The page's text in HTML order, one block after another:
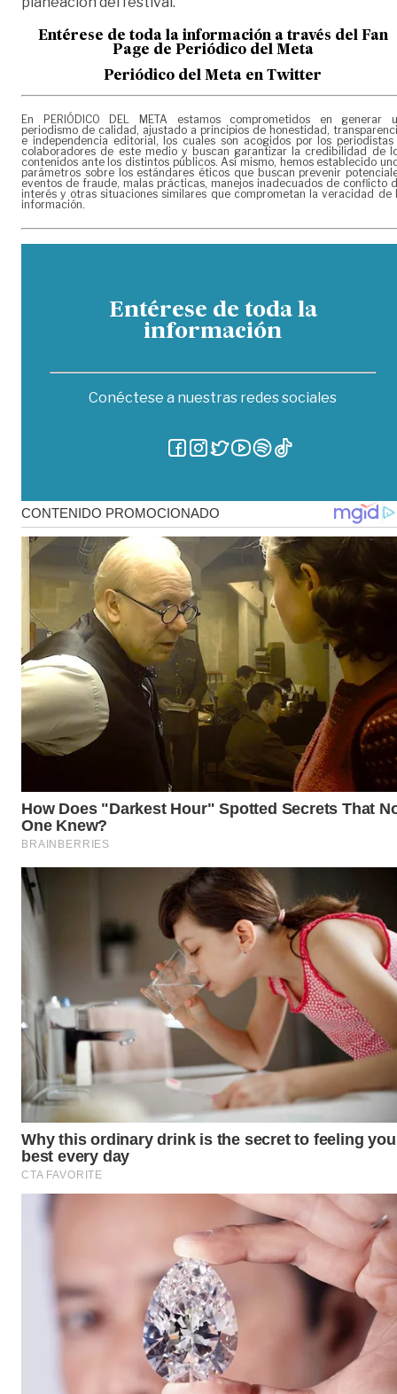
Entérese de toda la información a través del Fan
Page de Periódico del Meta
Periódico del Meta en Twitter
En PERIÓDICO DEL META estamos comprometidos en generar
periodismo de calidad, ajustado a principios de honestidad,
e independencia editorial, los cuales son acogidos por los periodistas
colaboradores de este medio y buscan garantizar la credibilidad de
contenidos ante los distintos públicos. Así mismo, hemos establecido
parámetros sobre los estándares éticos que buscan prevenir
eventos de fraude, malas prácticas, manejos inadecuados de conflicto
interés y otras situaciones similares que comprometan la veracidad de
información.
Entérese de toda la
información
Conéctese a nuestras redes sociales